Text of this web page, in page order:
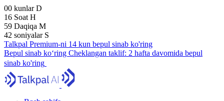
00 kunlarD
16 Soat H
59 Daqiqa M
41 soniyalar S
Talkpal Premium-ni 14 kun bepul sinab ko'ring
Bepul sinab ko‘ring Cheklangan taklif: 2 hafta davomida bepul
sinab ko'ring